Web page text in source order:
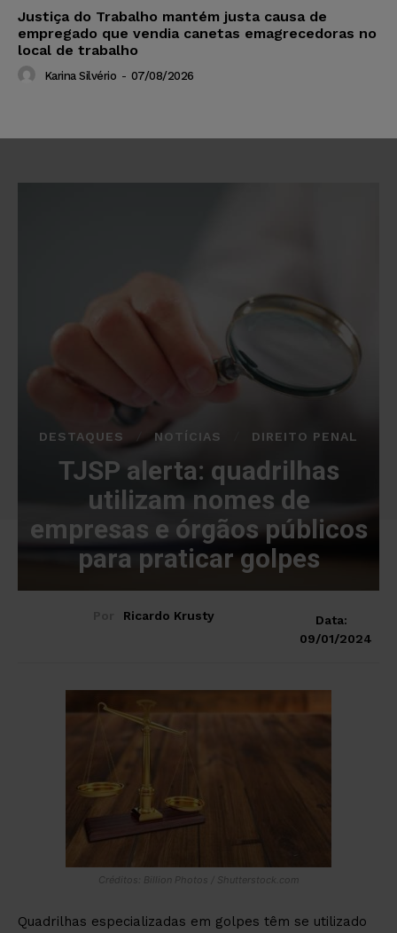
Justiça do Trabalho mantém justa causa de
empregado que vendia canetas emagrecedoras no
local de trabalho
Karina Silvério - 07/08/2026